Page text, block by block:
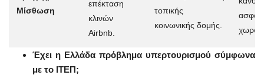
Μίσθωση
επέκταση
κλινών
Airbnb.
τοπικής
κοινωνικής δομής.
Έχει η Ελλάδα πρόβλημα υπερτουρισμού σύμφωνα
με το ΙΤΕΠ;